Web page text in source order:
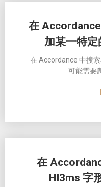
在
加某一特
在 Accordance 中搜
可能需要
在
HI3ms 字